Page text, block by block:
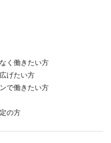
円＋歩合
Dashグループでは、
大事にしています。
ける企業として、
厚生、など
見る
選択可
Dashグループでは、
大事にしています。
ける企業として、
見る
く働きたい方
げたい方
で働きたい方
の方